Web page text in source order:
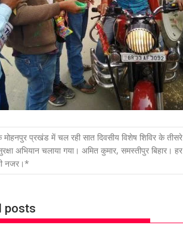
प्रखंड में चल रही सात दिवसीय विशेष शिविर के तीसरे
अभियान चलाया गया। अमित कुमार, समस्तीपुर बिहार। हर
नजर।*
posts